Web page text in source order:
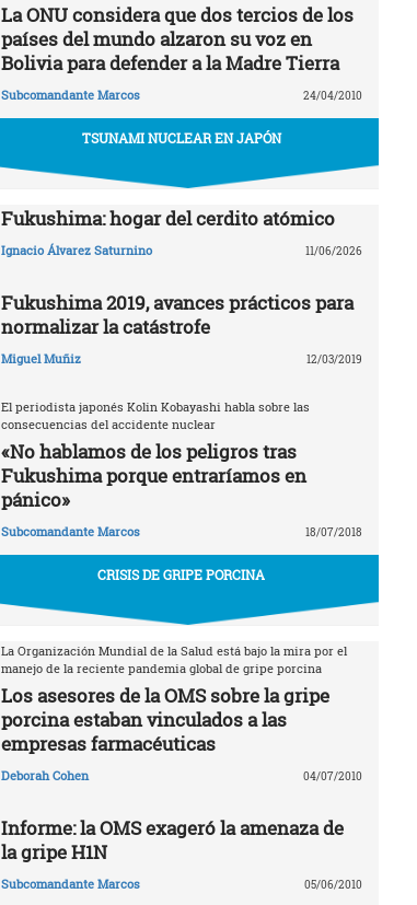
La ONU considera que dos tercios de los
países del mundo alzaron su voz en
Bolivia para defender a la Madre Tierra
Subcomandante Marcos 24/04/2010
TSUNAMI NUCLEAR EN JAPÓN
Fukushima: hogar del cerdito atómico
Ignacio Álvarez Saturnino 11/06/2026
Fukushima 2019, avances prácticos para
normalizar la catástrofe
Miguel Muñiz 12/03/2019
El periodista japonés Kolin Kobayashi habla sobre las
consecuencias del accidente nuclear
«No hablamos de los peligros tras
Fukushima porque entraríamos en
pánico»
Subcomandante Marcos 18/07/2018
CRISIS DE GRIPE PORCINA
La Organización Mundial de la Salud está bajo la mira por el
manejo de la reciente pandemia global de gripe porcina
Los asesores de la OMS sobre la gripe
porcina estaban vinculados a las
empresas farmacéuticas
Deborah Cohen 04/07/2010
Informe: la OMS exageró la amenaza de
la gripe H1N
Subcomandante Marcos 05/06/2010